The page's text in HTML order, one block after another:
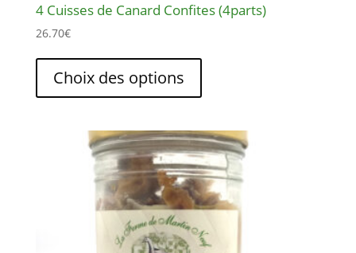
4 Cuisses de Canard Confites (4parts)
26.70€
Choix des options
a
variations.
Les
options
peuvent
être